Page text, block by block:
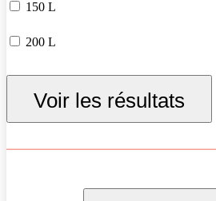
150 L
200 L
250 L
300 L
Voir les résultats